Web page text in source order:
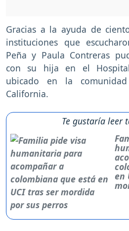
Gracias a la ayuda de
instituciones que
Peña y Paula Contreras
con su hija en el
ubicado en la
California.
Te gustaría leer
en